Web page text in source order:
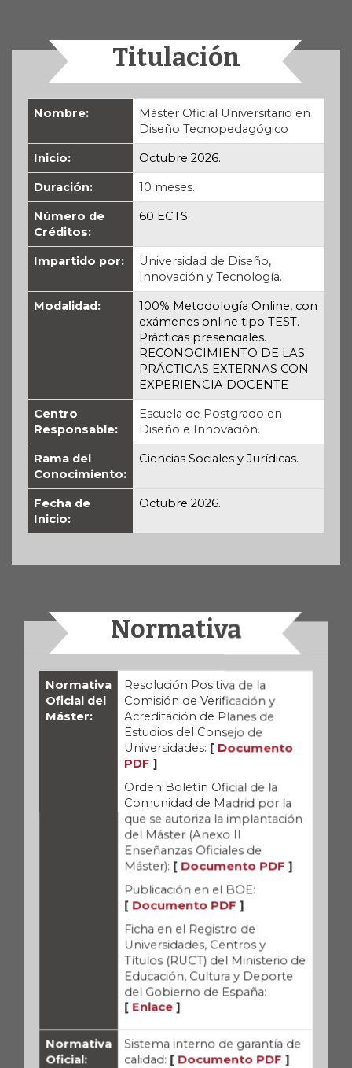
Titulación
Nombre:
Máster Oficial Universitario en
Diseño Tecnopedagógico
Inicio: Octubre 2026.
Duración: 10 meses.
Número de
Créditos:
60 ECTS.
Impartido por:
Universidad de Diseño,
Innovación y Tecnología.
Modalidad:
100% Metodología Online, con
exámenes online tipo TEST.
Prácticas presenciales.
RECONOCIMIENTO DE LAS
PRÁCTICAS EXTERNAS CON
EXPERIENCIA DOCENTE
Centro
Responsable:
Escuela de Postgrado en
Diseño e Innovación.
Rama del
Conocimiento:
Ciencias Sociales y Jurídicas.
Fecha de
Inicio:
Octubre 2026.
Normativa
Normativa
Oficial del
Máster:
Resolución Positiva de la
Comisión de Verificación y
Acreditación de Planes de
Estudios del Consejo de
Universidades: [ Documento
PDF ]
Orden Boletín Oficial de la
Comunidad de Madrid por la
que se autoriza la implantación
del Máster (Anexo II
Enseñanzas Oficiales de
Máster): [ Documento PDF]
Publicación en el BOE:
[ Documento PDF]
Ficha en el Registro de
Universidades, Centros y
Títulos (RUCT) del Ministerio de
Educación, Cultura y Deporte
del Gobierno de España:
[ Enlace ]
Normativa
Oficial:
Sistema interno de garantía de
calidad: [ Documento PDF]